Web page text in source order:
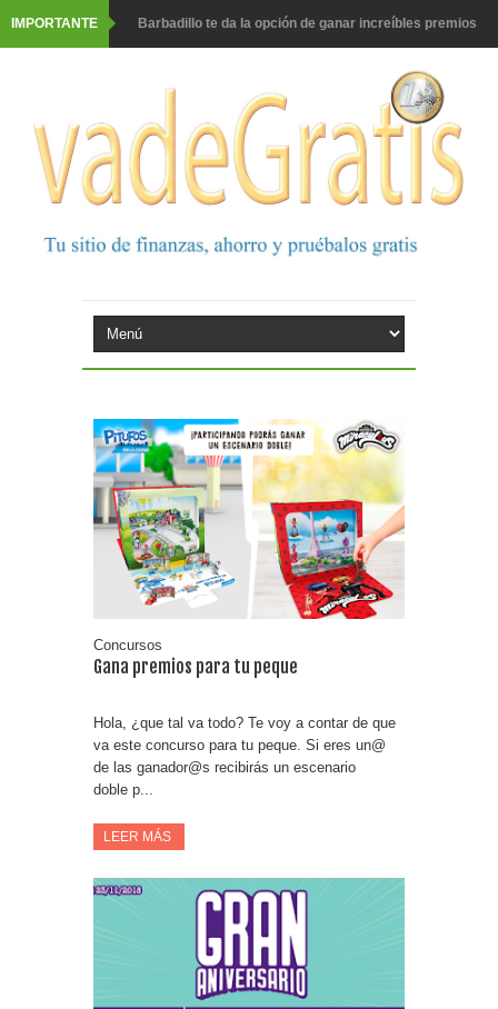
IMPORTANTE Barbadillo te da la opción de ganar increíbles premios
Prueba gratis Maison Perrier France
Gana premios Pokémon con Kellogg's
Corona te regala un velero inolvidable en velero y más
premios
productos
Fuze Tea regala 100 premios al día
Oreo te da la oportunidad de ganar increíbles premios
Compra 5€ en productos MP y gana tu billete dorado
Date el gustazo con Grefusa y gana un patinete con
Concursos
Gana premios para tu peque
Hola, ¿que tal va todo? Te voy a contar de que
va este concurso para tu peque. Si eres un@
de las ganador@s recibirás un escenario
doble p...
LEER MÁS